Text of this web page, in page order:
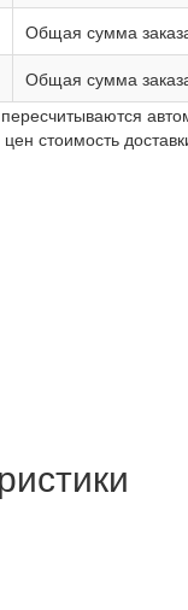
Общая сумма
Общая сумма
стоимость